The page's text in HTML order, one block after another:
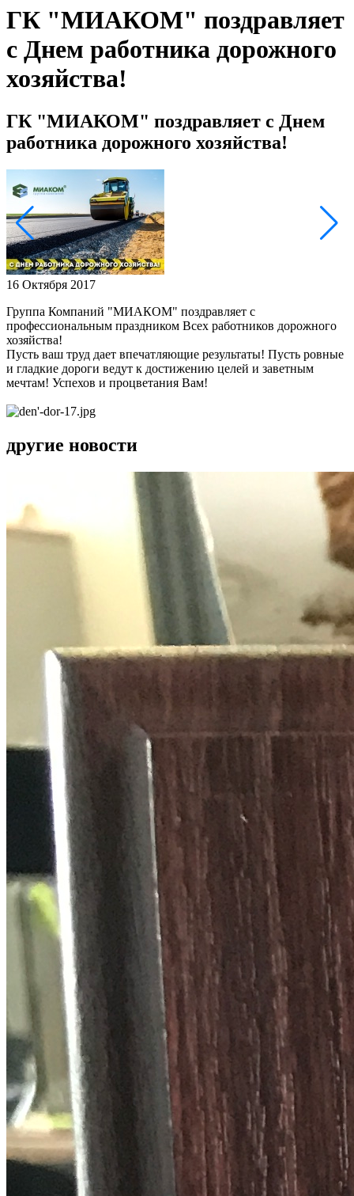
ГК "МИАКОМ" поздравляет
с Днем работника дорожного
хозяйства!
ГК "МИАКОМ" поздравляет с Днем
работника дорожного хозяйства!
16 Октября 2017
Группа Компаний "МИАКОМ" поздравляет с
профессиональным праздником Всех работников дорожного
хозяйства!
Пусть ваш труд дает впечатляющие результаты! Пусть ровные
и гладкие дороги ведут к достижению целей и заветным
мечтам! Успехов и процветания Вам!
другие новости